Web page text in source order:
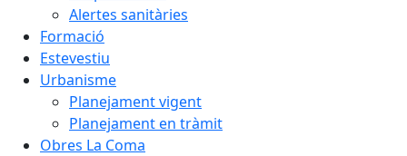
Alertes sanitàries
Formació
Estevestiu
Urbanisme
Planejament vigent
Planejament en tràmit
Obres La Coma